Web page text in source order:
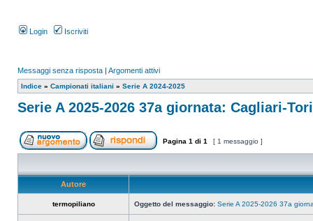
Login Iscriviti
Messaggi senza risposta | Argomenti attivi
Indice » Campionati italiani » Serie A 2024-2025
Serie A 2025-2026 37a giornata: Cagliari-
Pagina 1 di 1 [ 1 messaggio ]
Autore
termopiliano Oggetto del messaggio: Serie A 2025-2026 37a